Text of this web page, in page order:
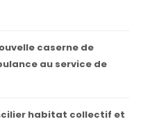
caserne de
au service de
habitat collectif et